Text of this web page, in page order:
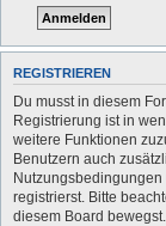
REGISTRIEREN
Du musst in diesem
Registrierung ist in
weitere Funktionen
Benutzern auch
registrierst. Bitte
diesem Board bewegst.